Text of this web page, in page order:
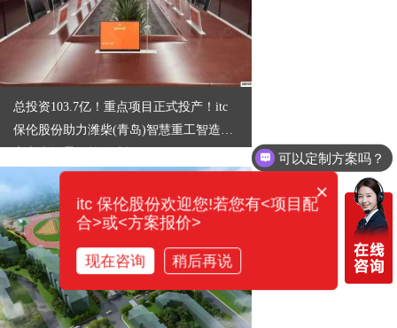
总投资103.7亿！重点项目正式投产！itc
保伦股份助力潍柴(青岛)智慧重工智造中
可以定制方案吗？
×
itc 保伦股份欢迎您!若您有<项目配
合>或<方案报价>
现在咨询 稍后再说